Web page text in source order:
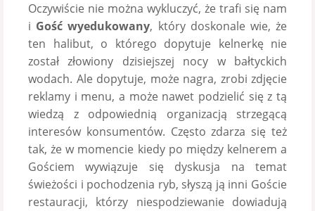
Oczywiście nie można wykluczyć, że trafi się nam
i Gość wyedukowany, który doskonale wie, że
ten halibut, o którego dopytuje kelnerkę nie
został złowiony dzisiejszej nocy w bałtyckich
wodach. Ale dopytuje, może nagra, zrobi zdjęcie
reklamy i menu, a może nawet podzielić się z tą
wiedzą z odpowiednią organizacją strzegącą
interesów konsumentów. Często zdarza się też
tak, że w momencie kiedy po między kelnerem a
Gościem wywiązuje się dyskusja na temat
świeżości i pochodzenia ryb, słyszą ją inni Goście
restauracji, którzy niespodziewanie dowiadują